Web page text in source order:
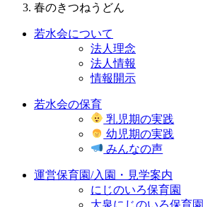
春のきつねうどん
若水会について
法人理念
法人情報
情報開示
若水会の保育
乳児期の実践
幼児期の実践
みんなの声
運営保育園/入園・見学案内
にじのいろ保育園
大泉にじのいろ保育園